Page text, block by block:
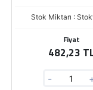
Stok Miktarı :
Fiyat
482,23
-